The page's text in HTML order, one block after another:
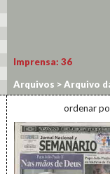
Imprensa: 36
Arquivos >Arquivo
ordenar